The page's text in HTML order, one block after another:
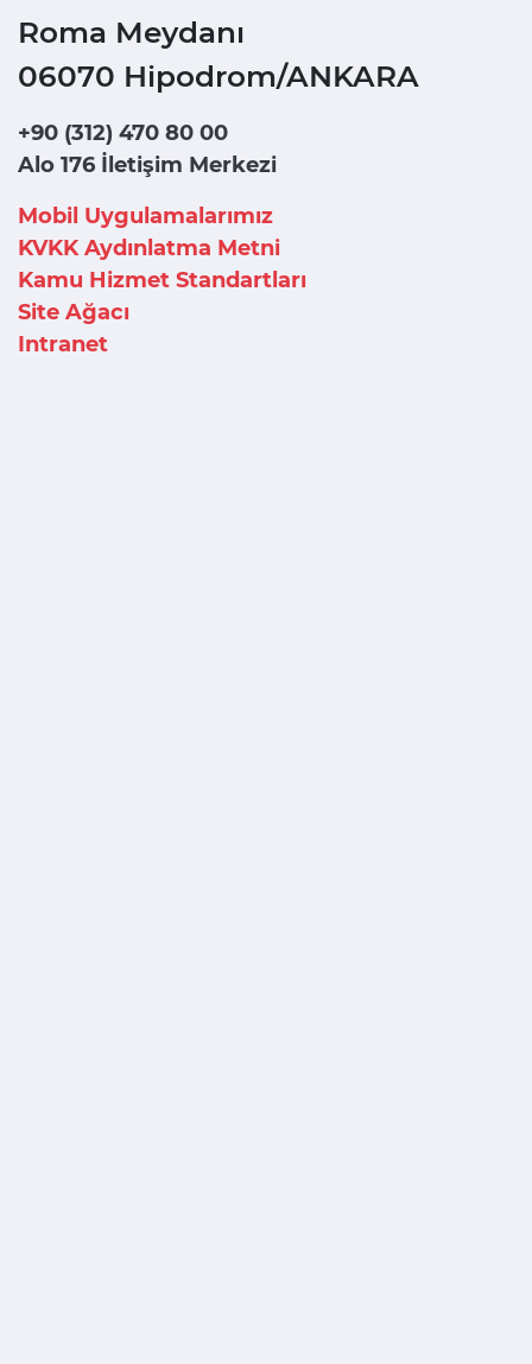
Roma Meydanı
06070 Hipodrom/ANKARA
+90 (312) 470 80 00
Alo 176 İletişim Merkezi
Mobil Uygulamalarımız
KVKK Aydınlatma Metni
Kamu Hizmet Standartları
Site Ağacı
Intranet